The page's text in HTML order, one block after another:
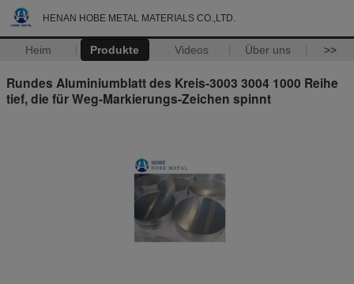
HENAN HOBE METAL MATERIALS CO.,LTD.
Heim Produkte Videos Über uns >>
Rundes Aluminiumblatt des Kreis-3003 3004 1000 Reihe
tief, die für Weg-Markierungs-Zeichen spinnt